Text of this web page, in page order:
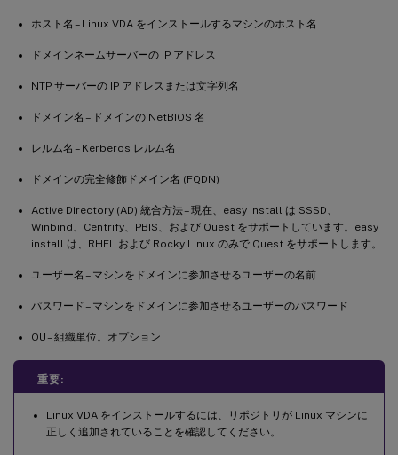
ホスト名 – Linux VDA をインストールするマシンのホスト名
ドメインネームサーバーの IP アドレス
NTP サーバーの IP アドレスまたは文字列名
ドメイン名 – ドメインの NetBIOS 名
レルム名 – Kerberos レルム名
ドメインの完全修飾ドメイン名 (FQDN)
Active Directory (AD) 統合方法 – 現在、easy install は SSSD、
Winbind、Centrify、PBIS、および Quest をサポートしています。easy
install は、RHEL および Rocky Linux のみで Quest をサポートします。
ユーザー名 – マシンをドメインに参加させるユーザーの名前
パスワード – マシンをドメインに参加させるユーザーのパスワード
OU – 組織単位。オプション
重要:
Linux VDA をインストールするには、リポジトリが Linux マシンに
正しく追加されていることを確認してください。